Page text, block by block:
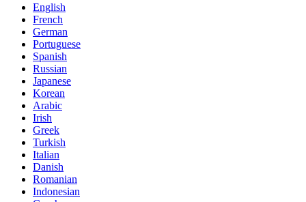
English
French
German
Portuguese
Spanish
Russian
Japanese
Korean
Arabic
Irish
Greek
Turkish
Italian
Danish
Romanian
Indonesian